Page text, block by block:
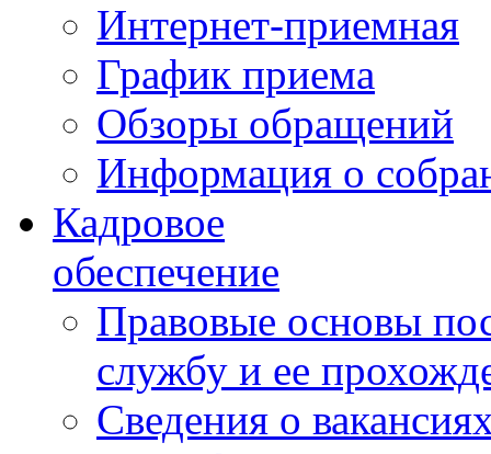
Интернет-приемная
График приема
Обзоры обращений
Информация о
Кадровое
обеспечение
Правовые основы
службу и ее
Сведения о